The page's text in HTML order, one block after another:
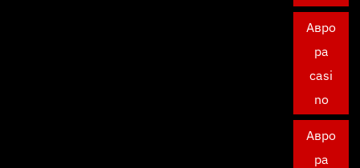
Авро
ра
casi
no
Авро
ра